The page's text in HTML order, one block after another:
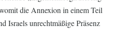
die Annexion in einem Teil
Israels unrechtmäßige Präsenz